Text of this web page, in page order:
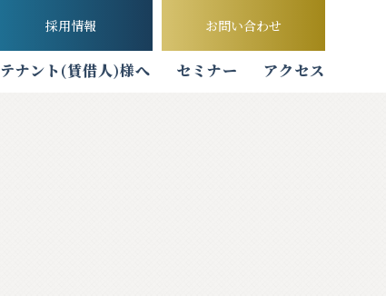
採用情報 お問い合わせ
テナント(賃借人)様へ セミナー アクセス